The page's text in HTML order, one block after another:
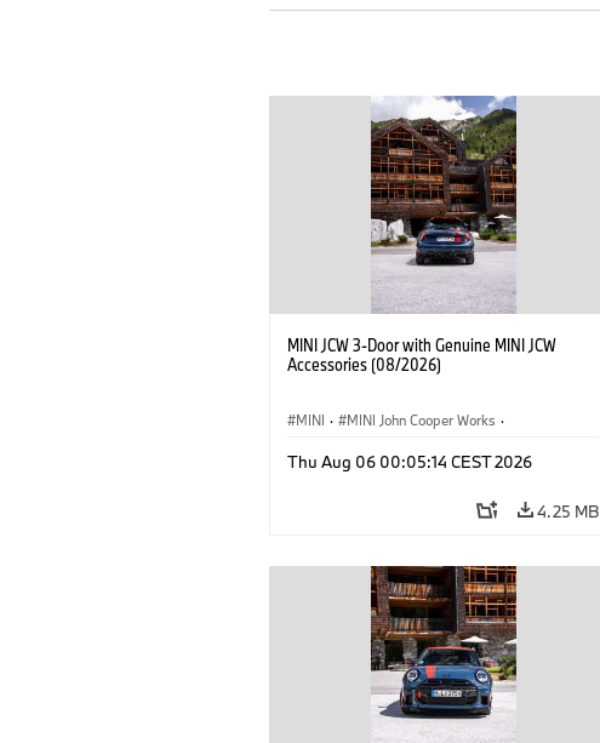
MINI JCW 3-Door with Genuine MINI JCW
Accessories (08/2026)
MINI · MINI John Cooper Works ·
Optional Extras, Accessories
Thu Aug 06 00:05:14 CEST 2026
4.25 MB